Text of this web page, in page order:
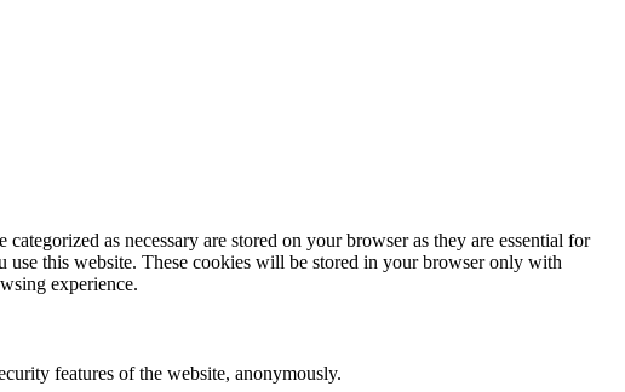
as necessary are stored on your browser as they are essential for
this website. These cookies will be stored in your browser only with
experience.
features of the website, anonymously.